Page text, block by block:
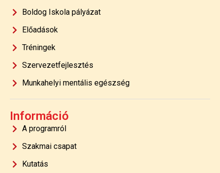
Boldog Iskola pályázat
Előadások
Tréningek
Szervezetfejlesztés
Munkahelyi mentális egészség
Információ
A programról
Szakmai csapat
Kutatás